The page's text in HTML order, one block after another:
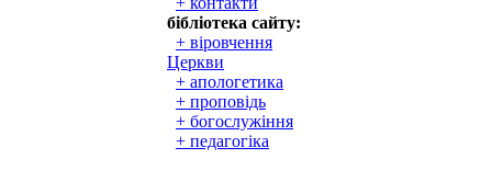
бібліотека сайту:
+ віровчення
Церкви
+ апологетика
+ проповідь
+ богослужіння
+ педагогіка